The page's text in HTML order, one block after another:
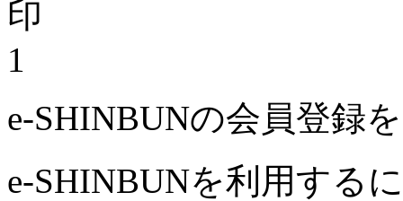
1
e-SHINBUNの会員登録
e-SHINBUNを利用する